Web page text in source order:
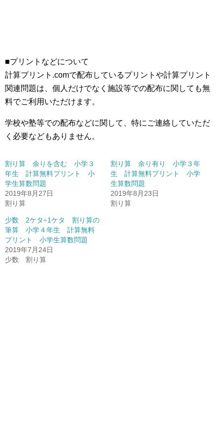
■プリントなどについて
計算プリント.comで配布しているプリントや計算プリント
関連問題は、個人だけでなく施設等での配布に関しても無
料でご利用いただけます。
学校や塾等での配布などに関して、特にご連絡していただ
く必要などもありません。
割り算 余りを含む 小学３
年生 計算無料プリント 小
学生算数問題
2019年8月27日
割り算
割り算 余り有り 小学３年
生 計算無料プリント 小学
生算数問題
2019年8月23日
割り算
少数 2ケタ÷1ケタ 割り算の
筆算 小学４年生 計算無料
プリント 小学生算数問題
2019年7月24日
少数 割り算